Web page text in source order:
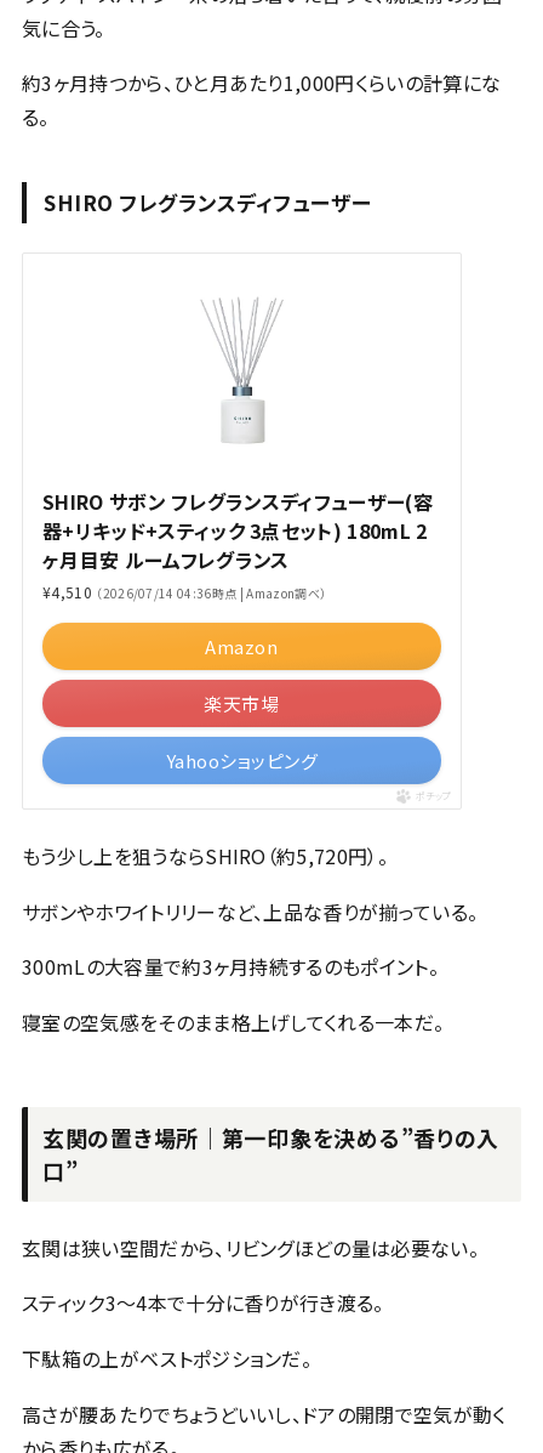
気に合う。
約3ヶ月持つから、ひと月あたり1,000円くらいの計算にな
る。
SHIRO フレグランスディフューザー
SHIRO サボン フレグランスディフューザー(容
器+リキッド+スティック 3点セット) 180mL 2
ヶ月目安 ルームフレグランス
¥4,510 （2026/07/14 04:36時点 | Amazon調べ）
Amazon
楽天市場
Yahooショッピング
ポチップ
もう少し上を狙うならSHIRO（約5,720円）。
サボンやホワイトリリーなど、上品な香りが揃っている。
300mLの大容量で約3ヶ月持続するのもポイント。
寝室の空気感をそのまま格上げしてくれる一本だ。
玄関の置き場所｜第一印象を決める”香りの入
口”
玄関は狭い空間だから、リビングほどの量は必要ない。
スティック3〜4本で十分に香りが行き渡る。
下駄箱の上がベストポジションだ。
高さが腰あたりでちょうどいいし、ドアの開閉で空気が動く